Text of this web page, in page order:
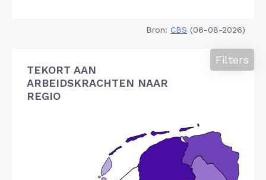
Bron: CBS (06-08-2026)
TEKORT AAN
ARBEIDSKRACHTEN NAAR
REGIO
Filters